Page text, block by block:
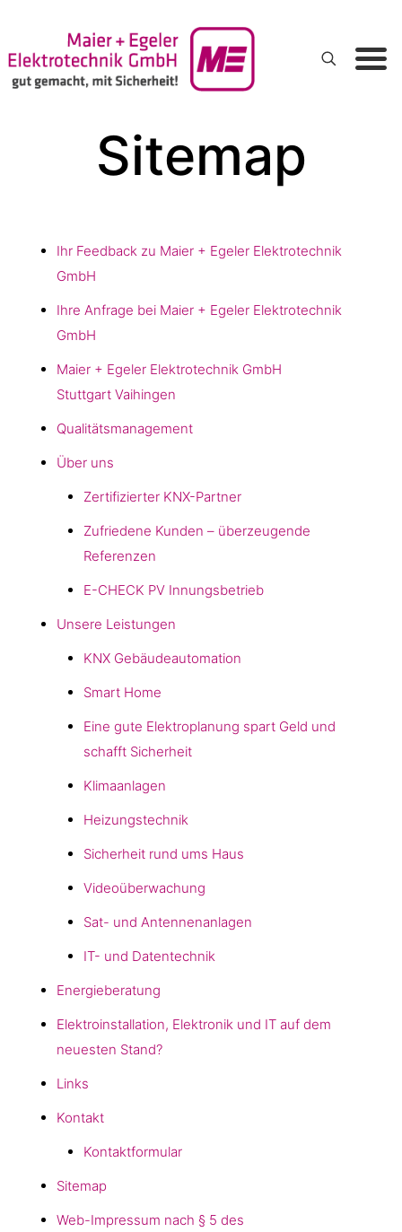
Sitemap
Ihr Feedback zu Maier + Egeler Elektrotechnik
GmbH
Ihre Anfrage bei Maier + Egeler Elektrotechnik
GmbH
Maier + Egeler Elektrotechnik GmbH
Stuttgart Vaihingen
Qualitätsmanagement
Über uns
Zertifizierter KNX-Partner
Zufriedene Kunden – überzeugende
Referenzen
E-CHECK PV Innungsbetrieb
Unsere Leistungen
KNX Gebäudeautomation
Smart Home
Eine gute Elektroplanung spart Geld und
schafft Sicherheit
Klimaanlagen
Heizungstechnik
Sicherheit rund ums Haus
Videoüberwachung
Sat- und Antennenanlagen
IT- und Datentechnik
Energieberatung
Elektroinstallation, Elektronik und IT auf dem
neuesten Stand?
Links
Kontakt
Kontaktformular
Sitemap
Web-Impressum nach § 5 des